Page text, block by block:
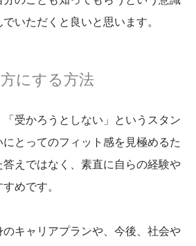
いただくと良いと思います。
にする方法
受かろうとしない」というスタン
とってのフィット感を見極めるた
えではなく、素直に自らの経験や
めです。
キャリアプランや、今後、社会や